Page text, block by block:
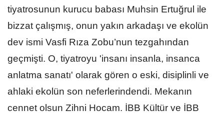
tiyatrosunun kurucu babası Muhsin Ertuğrul ile
bizzat çalışmış, onun yakın arkadaşı ve ekolün
dev ismi Vasfi Rıza Zobu’nun tezgahından
geçmişti. O, tiyatroyu 'insanı insanla, insanca
anlatma sanatı' olarak gören o eski, disiplinli ve
ahlaki ekolün son neferlerindendi. Mekanın
cennet olsun Zihni Hocam. İBB Kültür ve İBB